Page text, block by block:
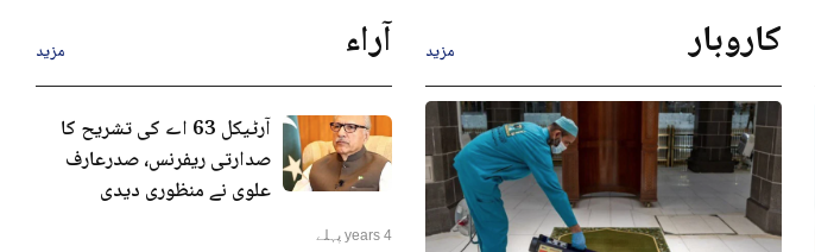
کاروبار مزید آراء مزید
آرٹیکل 63 اے کی تشریح کا
صدارتی ریفرنس، صدرعارف
علوی نے منظوری دیدی
4 years پہلے